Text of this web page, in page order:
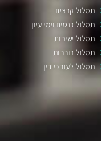
תמלול קבצים
תמלול כנסים וימי עיון
תמלול ישיבות
תמלול בוררות
תמלול לעורכי דין